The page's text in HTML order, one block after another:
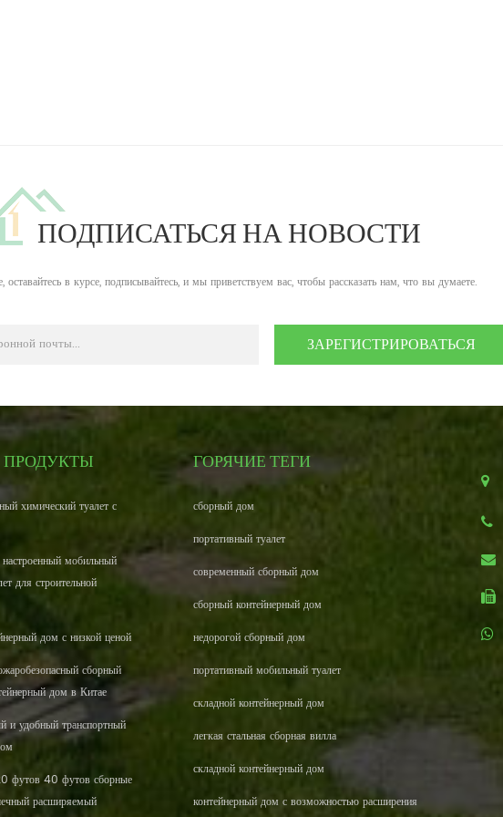
ПОДПИСАТЬСЯ НА НОВОСТИ
оставайтесь в курсе, подписывайтесь, и мы приветствуем вас, чтобы рассказать нам, что вы думаете.
ПРОДУКТЫ
химический туалет с
мобильный
для строительной
дом с низкой ценой
сборный
дом в Китае
и удобный транспортный
футов 40 футов сборные
расширяемый
ГОРЯЧИЕ ТЕГИ
сборный дом
портативный туалет
современный сборный дом
сборный контейнерный дом
недорогой сборный дом
портативный мобильный туалет
складной контейнерный дом
легкая стальная сборная вилла
складной контейнерный дом
контейнерный дом с возможностью расширения